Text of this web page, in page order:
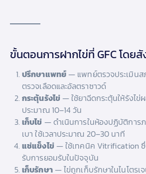
ขั้นตอนการฝากไข่ที่ GFC โดยสั
ปรึกษาแพทย์— แพทย์ตรวจประเมินส
ตรวจเลือดและอัลตราซาวด์
กระตุ้นรังไข่— ใช้ยาฉีดกระตุ้นให้รังไข่ผ
ประมาณ 10–14 วัน
เก็บไข่ — ดำเนินการในห้องปฏิบัติการ
เบา ใช้เวลาประมาณ 20–30 นาที
แช่แข็งไข่— ใช้เทคนิค Vitrification
รับการยอมรับในปัจจุบัน
เก็บรักษา— ไข่ถูกเก็บรักษาในไนโตรเ